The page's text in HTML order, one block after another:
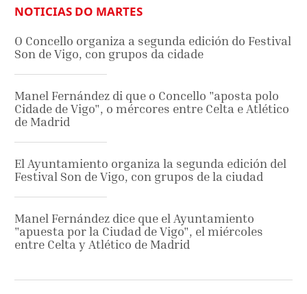
NOTICIAS DO MARTES
O Concello organiza a segunda edición do Festival
Son de Vigo, con grupos da cidade
Manel Fernández di que o Concello "aposta polo
Cidade de Vigo", o mércores entre Celta e Atlético
de Madrid
El Ayuntamiento organiza la segunda edición del
Festival Son de Vigo, con grupos de la ciudad
Manel Fernández dice que el Ayuntamiento
"apuesta por la Ciudad de Vigo", el miércoles
entre Celta y Atlético de Madrid